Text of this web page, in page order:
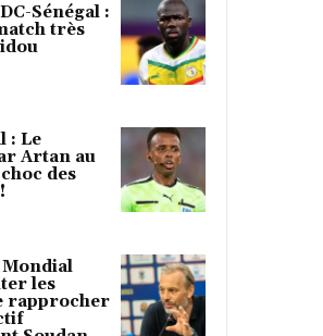
Sénégal :
très
: Le
Artan au
des
les
rapprocher